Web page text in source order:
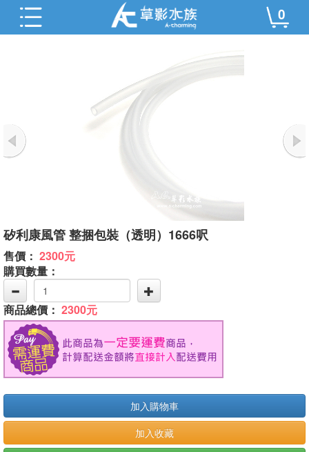
0
矽利康風管 整捆包裝（透明）1666呎
售價： 2300元
購買數量：
商品總價： 2300元
加入購物車
加入收藏